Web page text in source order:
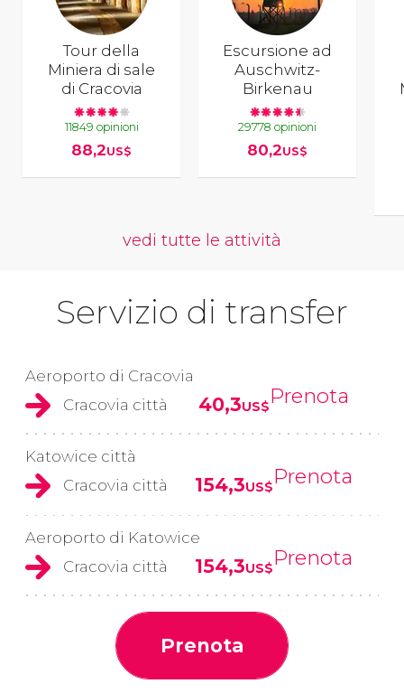
Tour della
Miniera di sale
di Cracovia
11849 opinioni
88,2US$
Escursione ad
Auschwitz-
Birkenau
29778 opinioni
80,2US$
vedi tutte le attività
Servizio di transfer
Aeroporto di Cracovia
Cracovia città
40,3US$Prenota
Katowice città
Cracovia città
154,3US$Prenota
Aeroporto di Katowice
Cracovia città
154,3US$Prenota
Prenota